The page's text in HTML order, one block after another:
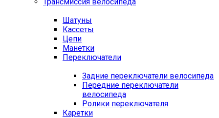
Шатуны
Кассеты
Цепи
Манетки
Переключатели
Задние переключатели велосипеда
Передние переключатели
велосипеда
Ролики переключателя
Каретки